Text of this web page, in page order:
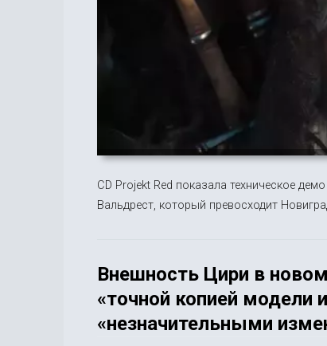
CD Projekt Red показала техническое
Вальдрест, который превосходит
Внешность Цири в
«точной копией модели
«незначительными